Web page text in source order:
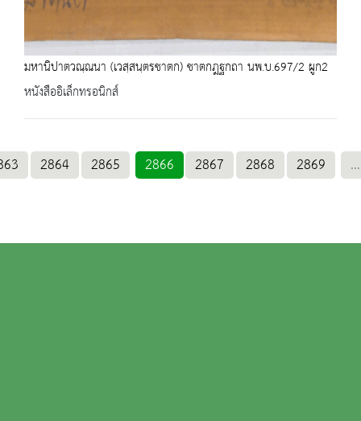
มหานิปาตวณฺณนา (เวสฺสนฺตรชาตก) ชาตกฎฐกถา นพ.บ.697/2 ผูก2
หนังสืออิเล็กทรอนิกส์
2864 2865 2866 2867 2868 2869 ...